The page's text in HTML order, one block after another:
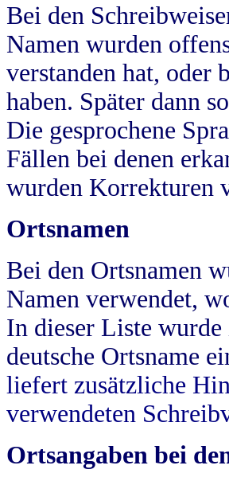
Bei den
Namen wurden
verstanden hat, oder
haben. Später dann
Die gesprochene
Fällen bei denen
wurden Korrekturen
Ortsnamen
Bei den Ortsnamen
Namen verwendet,
In dieser Liste
deutsche Ortsname
liefert zusätzliche
verwendeten
Ortsangaben bei